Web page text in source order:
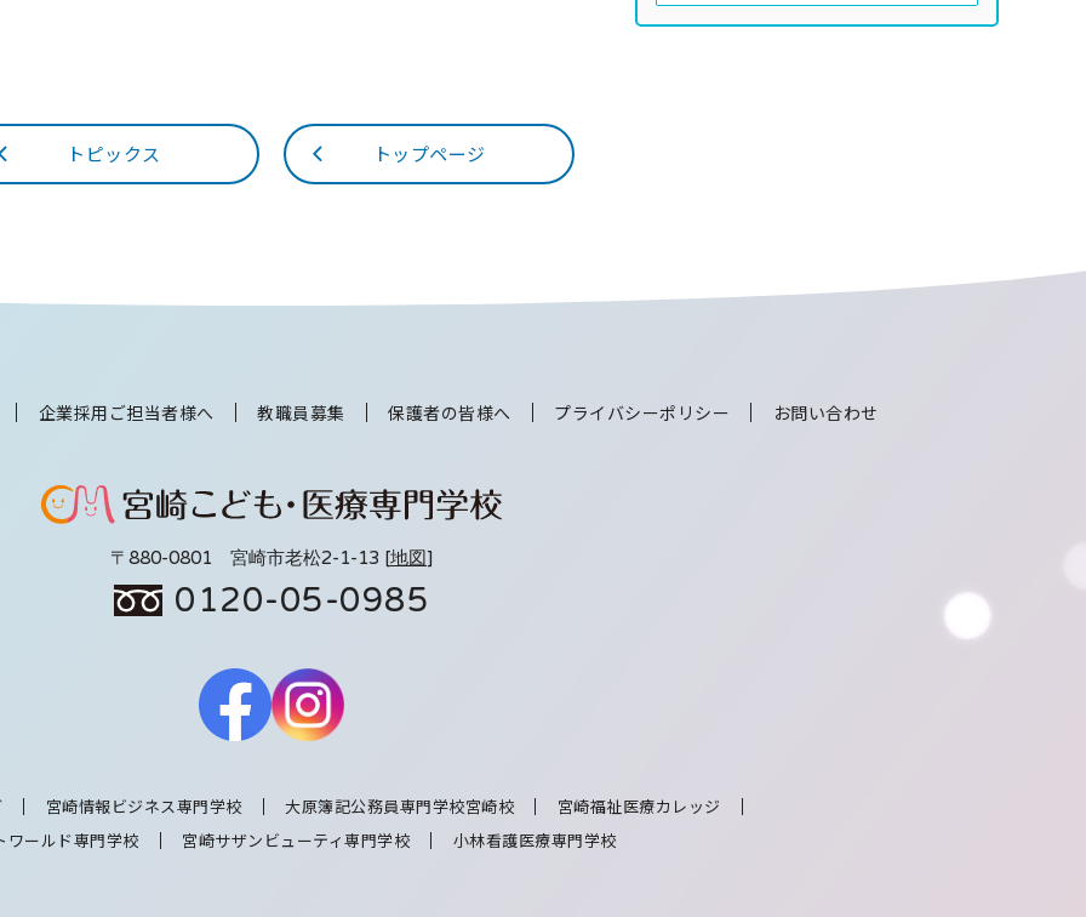
トピックス トップページ
企業採用ご担当者様へ 教職員募集 保護者の皆様へ プライバシーポリシー お問い合わせ
〒880-0801 宮崎市老松2-1-13 [地図]
0120-05-0985
宮崎情報ビジネス専門学校 大原簿記公務員専門学校宮崎校
宮崎福祉医療カレッジ
ワールド専門学校
宮崎サザンビューティ専門学校 小林看護医療専門学校